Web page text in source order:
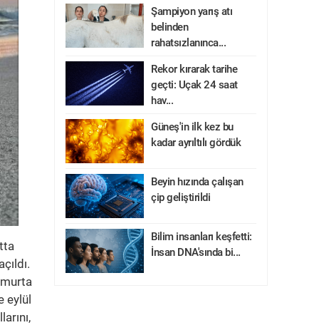
eylül
Şampiyon yarış atı
belinden
rahatsızlanınca...
Rekor kırarak tarihe
geçti: Uçak 24 saat
hav...
Güneş'in ilk kez bu
kadar ayrıltılı gördük
Beyin hızında çalışan
çip geliştirildi
Bilim insanları keşfetti:
İnsan DNA'sında bi...